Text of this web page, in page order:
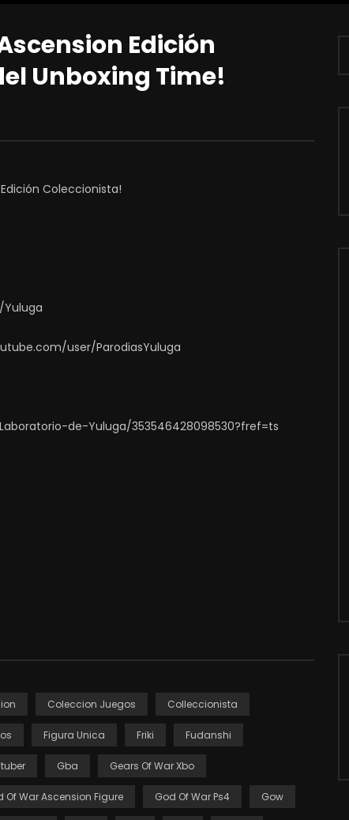
Edición
Unboxing Time!
Coleccionista!
user/ParodiasYuluga
de-Yuluga/353546428098530?fref=ts
Coleccion Juegos Colleccionista
Figura Unica Friki Fudanshi
Gba Gears Of War Xbo
Of War Ascension Figure God Of War Ps4 Gow